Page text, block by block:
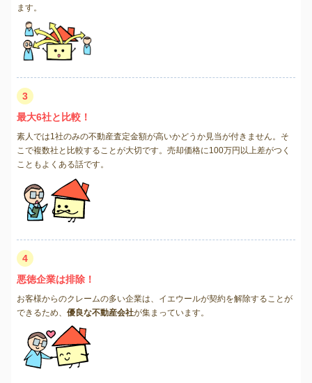
ます。
3
最大6社と比較！
素人では1社のみの不動産査定金額が高いかどうか見当が付きません。そ
こで複数社と比較することが大切です。売却価格に100万円以上差がつく
こともよくある話です。
4
悪徳企業は排除！
お客様からのクレームの多い企業は、イエウールが契約を解除することが
できるため、 優良な不動産会社が集まっています。